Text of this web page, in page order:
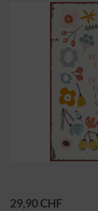
Bildergalerie
29,90 CHF